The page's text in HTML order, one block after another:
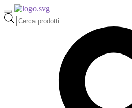
Ricerca
prodotti